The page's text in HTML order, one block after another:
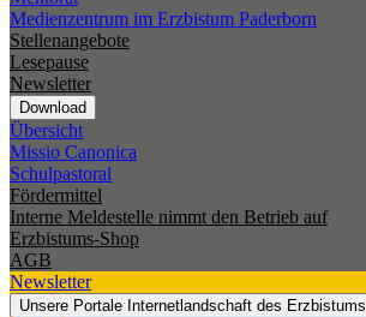
Medienzentrum im Erzbistum Paderborn
Stellenangebote
Lesepause
Newsletter
Download
Übersicht
Missio Canonica
Schulpastoral
Fördermittel
Interne Meldestelle nimmt den Betrieb auf
Erzbistums-Shop
AGB
Newsletter
Unsere Portale Internetlandschaft des Erzbistums